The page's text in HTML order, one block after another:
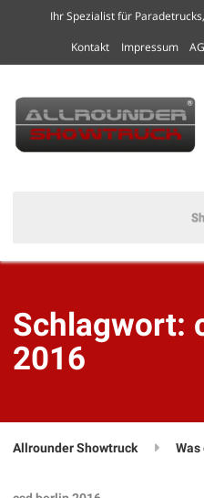
Ihr Spezialist für
Kontakt
Impressum
Schlagwort:
2016
Allrounder Showtruck Was